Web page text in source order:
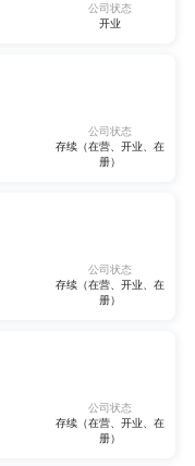
公司状态
开业
公司状态
存续（在营、开业、在
册）
公司状态
存续（在营、开业、在
册）
公司状态
存续（在营、开业、在
册）